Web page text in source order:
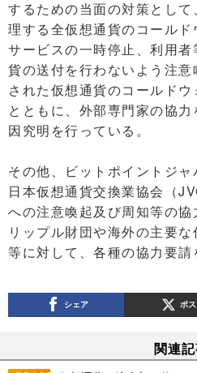
するための当面の対策とし
理する全仮想通貨のコール
サービスの一時停止、利用
貨の送付を行わないよう注
された仮想通貨のコールド
とともに、外部専門家の協
因究明を行っている。
その他、ビットポイントジ
日本仮想通貨交換業協会（
への注意喚起及び周知等の協
リップル財団や海外の主要
等に対して、各種の協力要請
シェア ポス
関連